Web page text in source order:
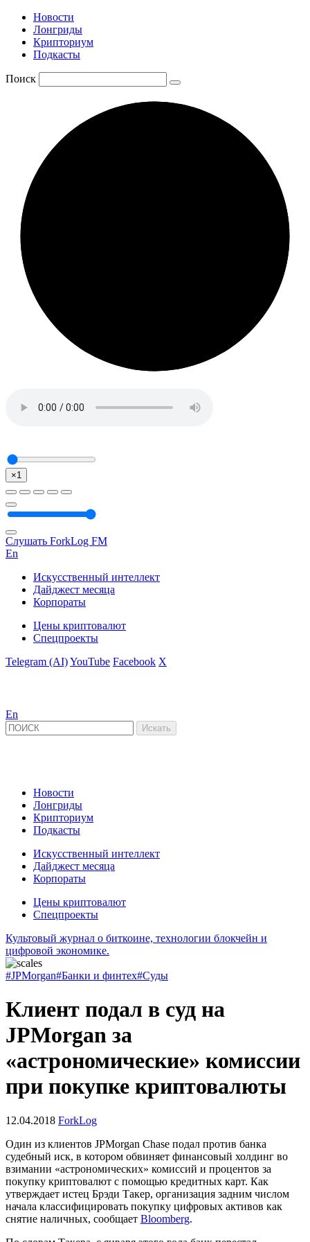
Новости
Лонгриды
Крипториум
Подкасты
Поиск
×1
Слушать ForkLog FM
En
Искусственный интеллект
Дайджест месяца
Корпораты
Цены криптовалют
Спецпроекты
Telegram (AI)YouTube Facebook X
En
Новости
Лонгриды
Крипториум
Подкасты
Искусственный интеллект
Дайджест месяца
Корпораты
Цены криптовалют
Спецпроекты
Культовый журнал о биткоине, технологии блокчейн и
цифровой экономике.
#JPMorgan#Банки и финтех#Суды
Клиент подал в суд на
JPMorgan за
«астрономические» комиссии
при покупке криптовалюты
12.04.2018 ForkLog
Один из клиентов JPMorgan Chase подал против банка
судебный иск, в котором обвиняет финансовый холдинг во
взимании «астрономических» комиссий и процентов за
покупку криптовалют с помощью кредитных карт. Как
утверждает истец Брэди Такер, организация задним числом
начала классифицировать покупку цифровых активов как
снятие наличных, сообщает Bloomberg.